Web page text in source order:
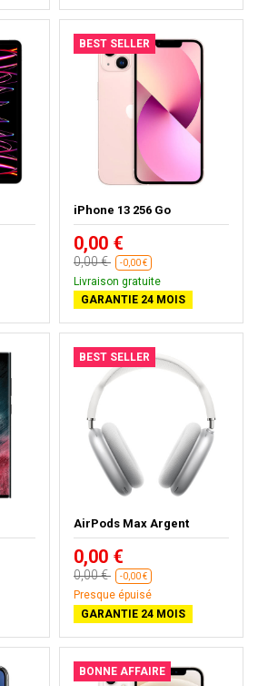
BEST SELLER
iPhone 13 256 Go
0,00 €
0,00 € -0,00 €
Livraison gratuite
GARANTIE 24 MOIS
BEST SELLER
AirPods Max Argent
0,00 €
0,00 € -0,00 €
Presque épuisé
GARANTIE 24 MOIS
BONNE AFFAIRE